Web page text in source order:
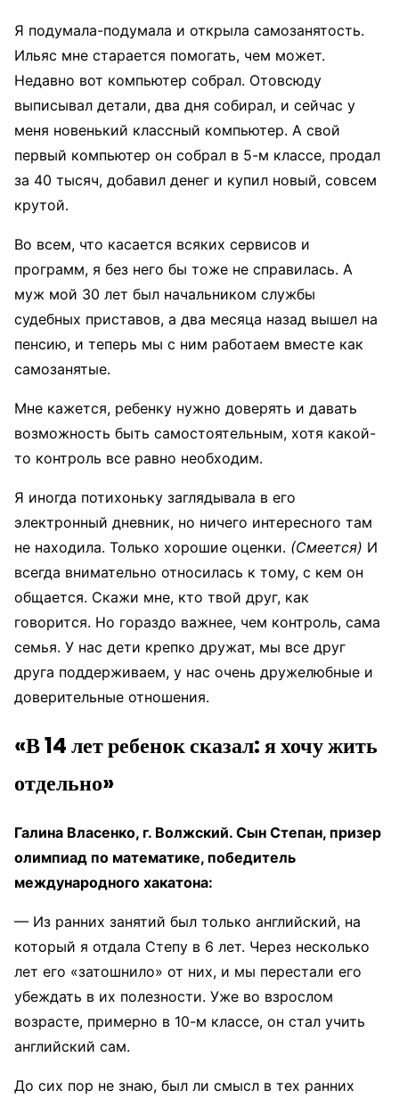
Я подумала-подумала и открыла самозанятость.
Ильяс мне старается помогать, чем может.
Недавно вот компьютер собрал. Отовсюду
выписывал детали, два дня собирал, и сейчас у
меня новенький классный компьютер. А свой
первый компьютер он собрал в 5-м классе, продал
за 40 тысяч, добавил денег и купил новый, совсем
крутой.
Во всем, что касается всяких сервисов и
программ, я без него бы тоже не справилась. А
муж мой 30 лет был начальником службы
судебных приставов, а два месяца назад вышел на
пенсию, и теперь мы с ним работаем вместе как
самозанятые.
Мне кажется, ребенку нужно доверять и давать
возможность быть самостоятельным, хотя какой-
то контроль все равно необходим.
Я иногда потихоньку заглядывала в его
электронный дневник, но ничего интересного там
не находила. Только хорошие оценки. (Смеется) И
всегда внимательно относилась к тому, с кем он
общается. Скажи мне, кто твой друг, как
говорится. Но гораздо важнее, чем контроль, сама
семья. У нас дети крепко дружат, мы все друг
друга поддерживаем, у нас очень дружелюбные и
доверительные отношения.
«В 14 лет ребенок сказал: я хочу жить
отдельно»
Галина Власенко, г. Волжский. Сын Степан, призер
олимпиад по математике, победитель
международного хакатона:
— Из ранних занятий был только английский, на
который я отдала Степу в 6 лет. Через несколько
лет его «затошнило» от них, и мы перестали его
убеждать в их полезности. Уже во взрослом
возрасте, примерно в 10-м классе, он стал учить
английский сам.
До сих пор не знаю, был ли смысл в тех ранних